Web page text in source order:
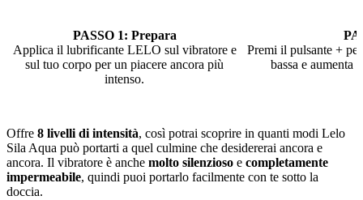
PASSO 1: Prepara
Applica il lubrificante LELO sul vibratore e
sul tuo corpo per un piacere ancora più
intenso.
Premi il pulsante +
bassa e aumenta
Offre 8 livelli di intensità, così potrai scoprire in quanti modi Lelo
Sila Aqua può portarti a quel culmine che desidererai ancora e
ancora. Il vibratore è anche molto silenzioso e completamente
impermeabile, quindi puoi portarlo facilmente con te sotto la
doccia.